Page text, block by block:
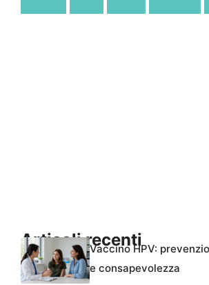
Articoli recenti
Vaccino HPV:
e consapevolezza